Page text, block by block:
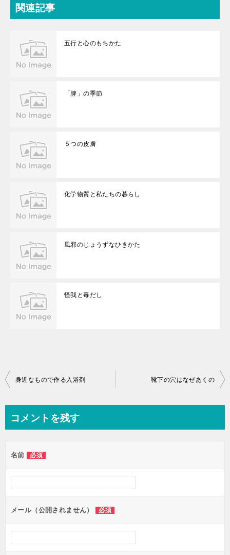
関連記事
五行と心のもちかた
「脾」の季節
５つの皮膚
化学物質と私たちの暮らし
風邪のじょうずなひきかた
怪我と毒だし
投
ビ
ー
シ
ョ
ン
身近なもので作る入浴剤 靴下の穴はなぜあくの
コメントを残す
名前 必須
メール（公開されません） 必須